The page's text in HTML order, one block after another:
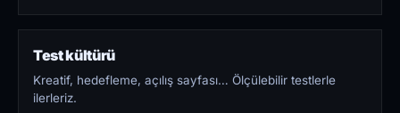
Test kültürü
Kreatif, hedefleme, açılış sayfası… Ölçülebilir testlerle
ilerleriz.